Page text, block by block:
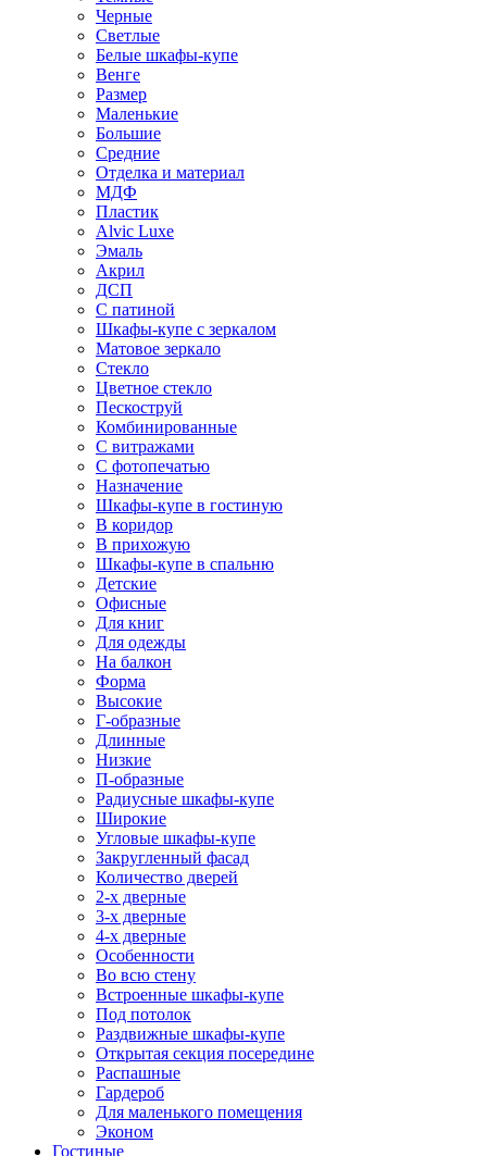
Черные
Светлые
Белые шкафы-купе
Венге
Размер
Маленькие
Большие
Средние
Отделка и материал
МДФ
Пластик
Alvic Luxe
Эмаль
Акрил
ДСП
С патиной
Шкафы-купе с зеркалом
Матовое зеркало
Стекло
Цветное стекло
Пескоструй
Комбинированные
С витражами
С фотопечатью
Назначение
Шкафы-купе в гостиную
В коридор
В прихожую
Шкафы-купе в спальню
Детские
Офисные
Для книг
Для одежды
На балкон
Форма
Высокие
Г-образные
Длинные
Низкие
П-образные
Радиусные шкафы-купе
Широкие
Угловые шкафы-купе
Закругленный фасад
Количество дверей
2-х дверные
3-х дверные
4-х дверные
Особенности
Во всю стену
Встроенные шкафы-купе
Под потолок
Раздвижные шкафы-купе
Открытая секция посередине
Распашные
Гардероб
Для маленького помещения
Эконом
Гостиные